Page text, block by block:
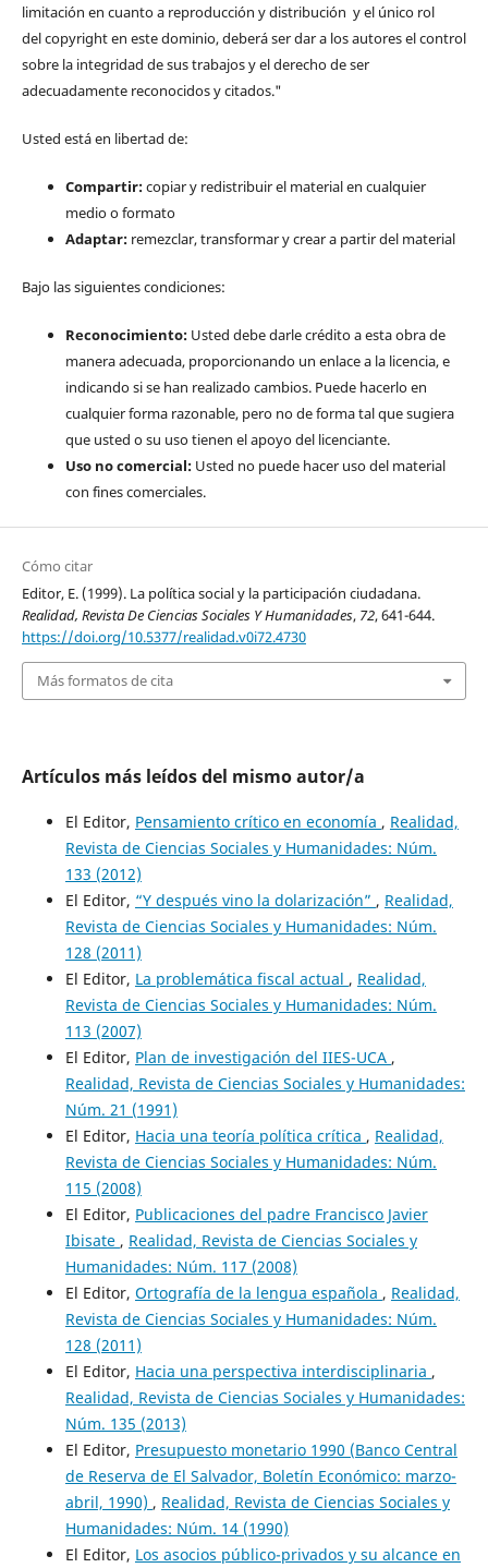
limitación en cuanto a reproducción y distribución y el único rol
del copyright en este dominio, deberá ser dar a los autores el control
sobre la integridad de sus trabajos y el derecho de ser
adecuadamente reconocidos y citados."
Usted está en libertad de:
Compartir:copiar y redistribuir el material en cualquier
medio o formato
Adaptar:remezclar, transformar y crear a partir del material
Bajo las siguientes condiciones:
Reconocimiento:Usted debe darle crédito a esta obra de
manera adecuada, proporcionando un enlace a la licencia, e
indicando si se han realizado cambios. Puede hacerlo en
cualquier forma razonable, pero no de forma tal que sugiera
que usted o su uso tienen el apoyo del licenciante.
Uso no comercial:Usted no puede hacer uso del material
con fines comerciales.
Cómo citar
Editor, E. (1999). La política social y la participación ciudadana.
Realidad, Revista De Ciencias Sociales Y Humanidades, 72, 641-644.
https://doi.org/10.5377/realidad.v0i72.4730
Más formatos de cita
Artículos más leídos del mismo autor/a
El Editor, Pensamiento crítico en economía , Realidad,
Revista de Ciencias Sociales y Humanidades: Núm.
133 (2012)
El Editor, “Y después vino la dolarización” , Realidad,
Revista de Ciencias Sociales y Humanidades: Núm.
128 (2011)
El Editor, La problemática fiscal actual , Realidad,
Revista de Ciencias Sociales y Humanidades: Núm.
113 (2007)
El Editor, Plan de investigación del IIES-UCA ,
Realidad, Revista de Ciencias Sociales y Humanidades:
Núm. 21 (1991)
El Editor, Hacia una teoría política crítica , Realidad,
Revista de Ciencias Sociales y Humanidades: Núm.
115 (2008)
El Editor, Publicaciones del padre Francisco Javier
Ibisate , Realidad, Revista de Ciencias Sociales y
Humanidades: Núm. 117 (2008)
El Editor, Ortografía de la lengua española , Realidad,
Revista de Ciencias Sociales y Humanidades: Núm.
128 (2011)
El Editor, Hacia una perspectiva interdisciplinaria ,
Realidad, Revista de Ciencias Sociales y Humanidades:
Núm. 135 (2013)
El Editor, Presupuesto monetario 1990 (Banco Central
de Reserva de El Salvador, Boletín Económico: marzo-
abril, 1990) , Realidad, Revista de Ciencias Sociales y
Humanidades: Núm. 14 (1990)
El Editor, Los asocios público-privados y su alcance en